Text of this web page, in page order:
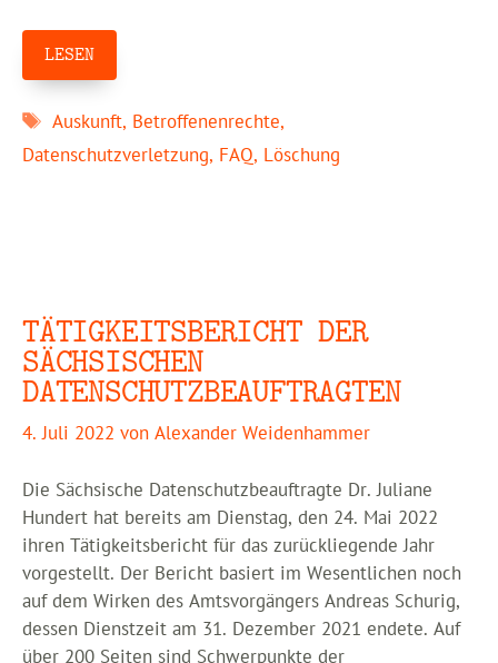
LESEN
Schlagwörter
Auskunft, Betroffenenrechte,
Datenschutzverletzung, FAQ, Löschung
TÄTIGKEITSBERICHT DER
SÄCHSISCHEN
DATENSCHUTZBEAUFTRAGTEN
4. Juli 2022 von Alexander Weidenhammer
Die Sächsische Datenschutzbeauftragte Dr. Juliane
Hundert hat bereits am Dienstag, den 24. Mai 2022
ihren Tätigkeitsbericht für das zurückliegende Jahr
vorgestellt. Der Bericht basiert im Wesentlichen noch
auf dem Wirken des Amtsvorgängers Andreas Schurig,
dessen Dienstzeit am 31. Dezember 2021 endete. Auf
über 200 Seiten sind Schwerpunkte der